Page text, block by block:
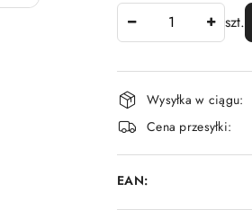
szt.
Dostępność
i
dostawa
Wysyłka w ciągu:
Cena przesyłki:
EAN: